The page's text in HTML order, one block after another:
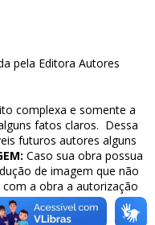
pela Editora Autores
complexa e somente a
fatos claros. Dessa
futuros autores alguns
Caso sua obra possua
de imagem que não
a obra a autorização
e com firma